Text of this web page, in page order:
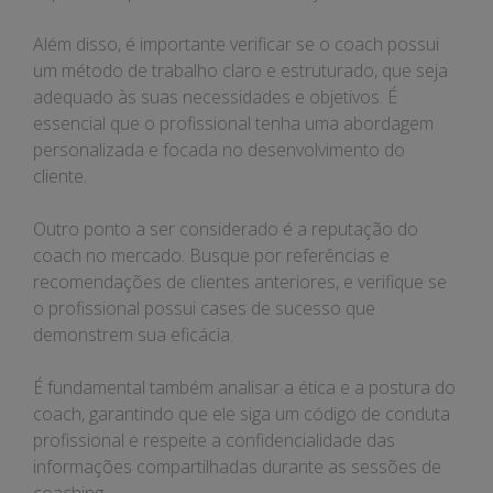
Além disso, é importante verificar se o coach possui
um método de trabalho claro e estruturado, que seja
adequado às suas necessidades e objetivos. É
essencial que o profissional tenha uma abordagem
personalizada e focada no desenvolvimento do
cliente.
Outro ponto a ser considerado é a reputação do
coach no mercado. Busque por referências e
recomendações de clientes anteriores, e verifique se
o profissional possui cases de sucesso que
demonstrem sua eficácia.
É fundamental também analisar a ética e a postura do
coach, garantindo que ele siga um código de conduta
profissional e respeite a confidencialidade das
informações compartilhadas durante as sessões de